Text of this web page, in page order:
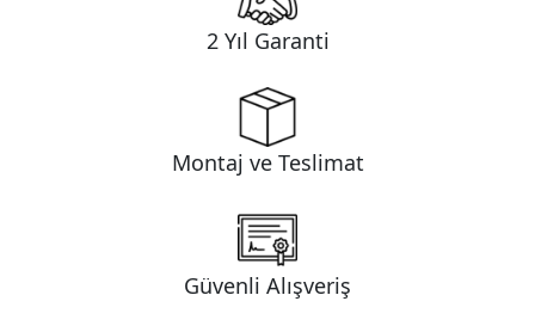
2 Yıl Garanti
Montaj ve Teslimat
Güvenli Alışveriş